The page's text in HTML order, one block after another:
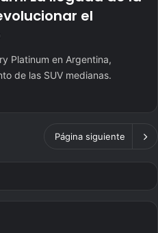
el
Platinum en Argentina,
de las SUV medianas.
Página siguiente